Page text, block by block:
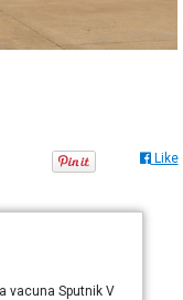
Like
vacuna Sputnik V